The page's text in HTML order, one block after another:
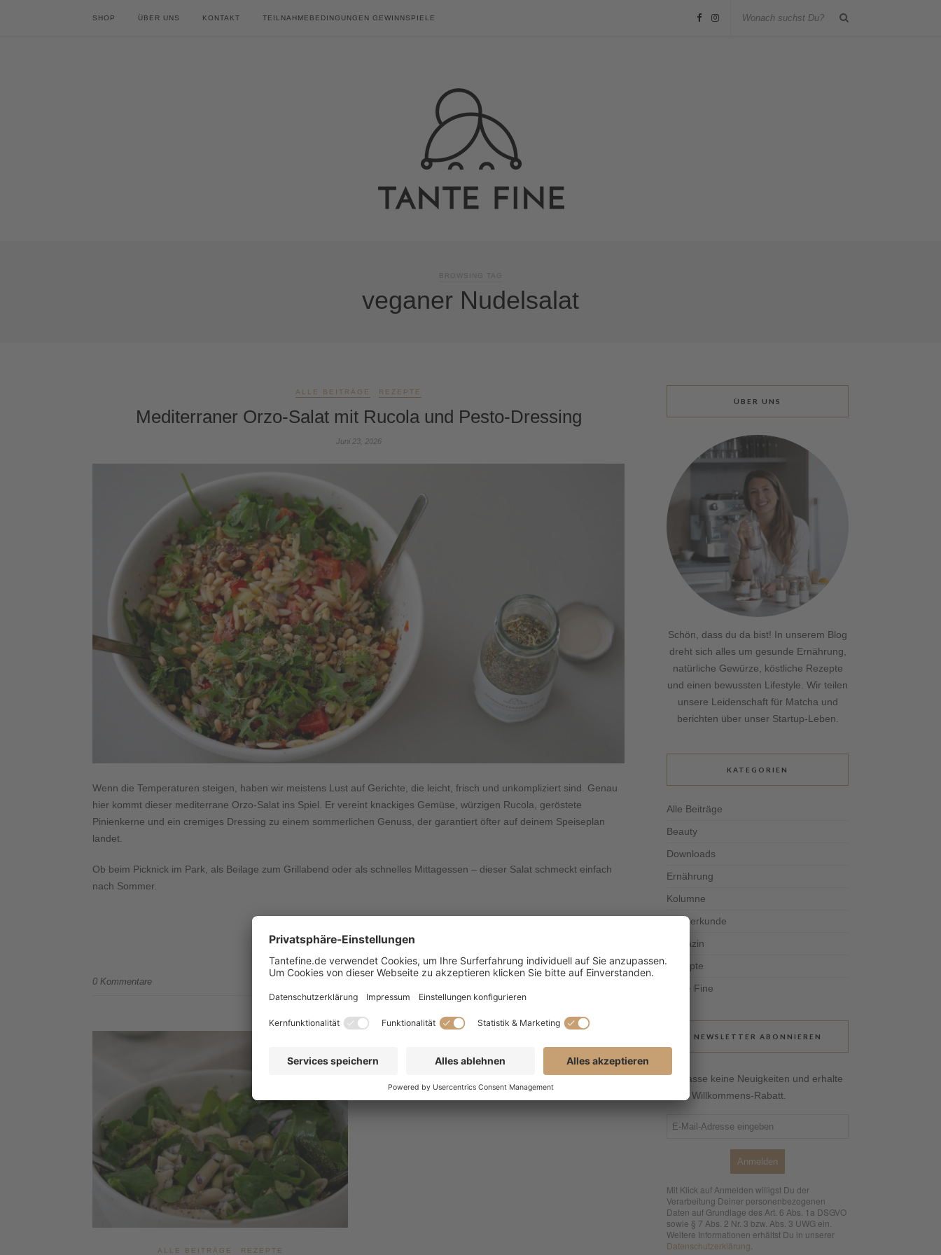
SHOP ÜBER UNS KONTAKT TEILNAHMEBEDINGUNGEN GEWINNSPIELE
BROWSING TAG
veganer Nudelsalat
ALLE BEITRÄGE REZEPTE
Mediterraner Orzo-Salat mit Rucola und Pesto-Dressing
Juni 23, 2026
Wenn die Temperaturen steigen, haben wir meistens Lust auf Gerichte, die leicht, frisch und unkompliziert sind. Genau
hier kommt dieser mediterrane Orzo-Salat ins Spiel. Er vereint knackiges Gemüse, würzigen Rucola, geröstete
Pinienkerne und ein cremiges Dressing zu einem sommerlichen Genuss, der garantiert öfter auf deinem Speiseplan
landet.
Ob beim Picknick im Park, als Beilage zum Grillabend oder als schnelles Mittagessen – dieser Salat schmeckt einfach
nach Sommer.
WEITERLESEN
0 Kommentare
ALLE BEITRÄGE REZEPTE
ÜBER UNS
Schön, dass du da bist! In unserem Blog
dreht sich alles um gesunde Ernährung,
natürliche Gewürze, köstliche Rezepte
und einen bewussten Lifestyle. Wir teilen
unsere Leidenschaft für Matcha und
berichten über unser Startup-Leben.
KATEGORIEN
Alle Beiträge
Beauty
Downloads
Ernährung
Kolumne
Kräuterkunde
Magazin
Rezepte
Tante Fine
NEWSLETTER ABONNIEREN
Verpasse keine Neuigkeiten und erhalte
10 % Willkommens-Rabatt.
Anmelden
Mit Klick auf Anmelden willigst Du der
Verarbeitung Deiner personenbezogenen
Daten auf Grundlage des Art. 6 Abs. 1a DSGVO
sowie § 7 Abs. 2 Nr. 3 bzw. Abs. 3 UWG ein.
Weitere Informationen erhältst Du in unserer
Datenschutzerklärung